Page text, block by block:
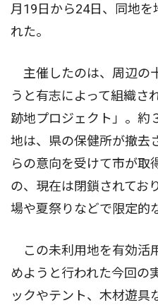
月19日から24日、同地
れた。
主催したのは、周辺の
うと有志によって組織さ
跡地プロジェクト」。約
地は、県の保健所が撤去
らの意向を受けて市が取
の、現在は閉鎖されてお
場や夏祭りなどで限定的
この未利用地を有効活
めようと行われた今回の
ックやテント、木材遊具